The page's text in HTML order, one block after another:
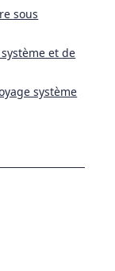
sous
et de
système